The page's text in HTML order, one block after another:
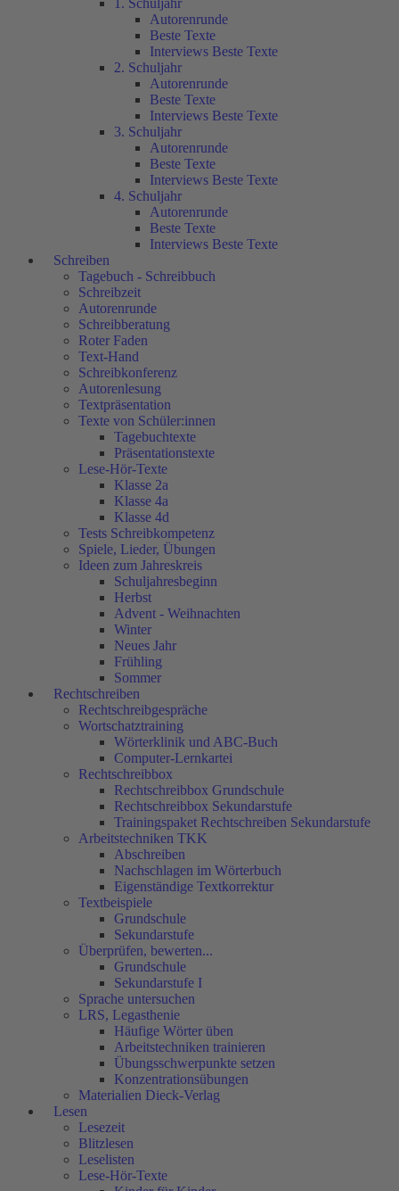
1. Schuljahr
Autorenrunde
Beste Texte
Interviews Beste Texte
2. Schuljahr
Autorenrunde
Beste Texte
Interviews Beste Texte
3. Schuljahr
Autorenrunde
Beste Texte
Interviews Beste Texte
4. Schuljahr
Autorenrunde
Beste Texte
Interviews Beste Texte
Schreiben
Tagebuch - Schreibbuch
Schreibzeit
Autorenrunde
Schreibberatung
Roter Faden
Text-Hand
Schreibkonferenz
Autorenlesung
Textpräsentation
Texte von Schüler:innen
Tagebuchtexte
Präsentationstexte
Lese-Hör-Texte
Klasse 2a
Klasse 4a
Klasse 4d
Tests Schreibkompetenz
Spiele, Lieder, Übungen
Ideen zum Jahreskreis
Schuljahresbeginn
Herbst
Advent - Weihnachten
Winter
Neues Jahr
Frühling
Sommer
Rechtschreiben
Rechtschreibgespräche
Wortschatztraining
Wörterklinik und ABC-Buch
Computer-Lernkartei
Rechtschreibbox
Rechtschreibbox Grundschule
Rechtschreibbox Sekundarstufe
Trainingspaket Rechtschreiben Sekundarstufe
Arbeitstechniken TKK
Abschreiben
Nachschlagen im Wörterbuch
Eigenständige Textkorrektur
Textbeispiele
Grundschule
Sekundarstufe
Überprüfen, bewerten...
Grundschule
Sekundarstufe I
Sprache untersuchen
LRS, Legasthenie
Häufige Wörter üben
Arbeitstechniken trainieren
Übungsschwerpunkte setzen
Konzentrationsübungen
Materialien Dieck-Verlag
Lesen
Lesezeit
Blitzlesen
Leselisten
Lese-Hör-Texte